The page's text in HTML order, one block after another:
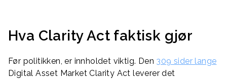
Hva Clarity Act faktisk gjør
Før politikken, er innholdet viktig. Den 309 sider lange
Digital Asset Market Clarity Act leverer det